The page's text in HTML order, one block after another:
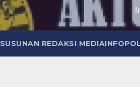
SUSUNAN REDAKSI